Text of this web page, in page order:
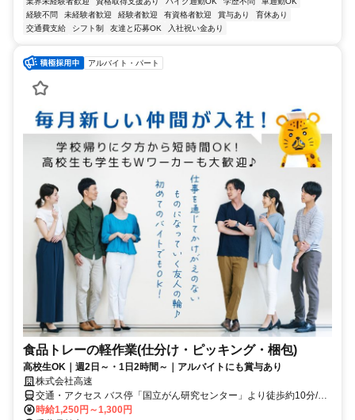
経験不問
未経験者歓迎 経験者歓迎 有資格者歓迎 賞与あり
育休あり
交通費支給
シフト制 友達と応募OK 入社祝い金あり
アルバイト・パート
食品トレーの軽作業(仕分け・ピッキング・梱包)
高校生OK｜週2日～・1日2時間～｜アルバイトにも賞与あり
株式会社高速
交通・アクセス バス停「国立がん研究センター」より徒歩約10分/柏
の葉キャンパスからSGリアルティ柏までの直通バスあり/車通勤OK
時給1,250円～1,300円